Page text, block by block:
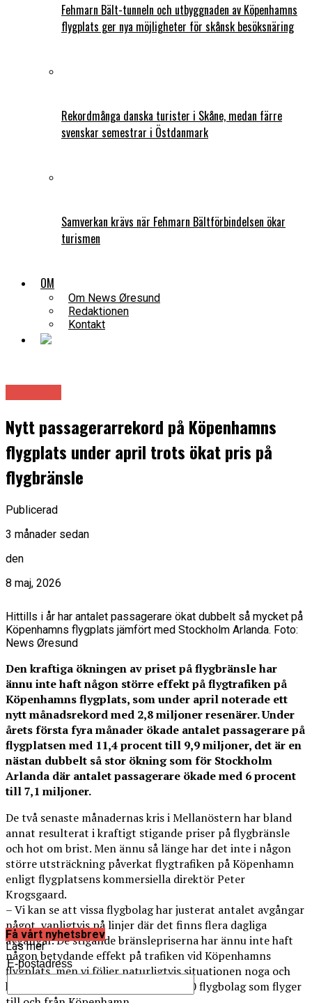
Fehmarn Bält-tunneln och utbyggnaden av Köpenhamns
flygplats ger nya möjligheter för skånsk besöksnäring
Rekordmånga danska turister i Skåne, medan färre
svenskar semestrar i Östdanmark
Samverkan krävs när Fehmarn Bältförbindelsen ökar
turismen
OM
Om News Øresund
Redaktionen
Kontakt
Nytt passagerarrekord på Köpenhamns
flygplats under april trots ökat pris på
flygbränsle
Publicerad
3 månader sedan
den
8 maj, 2026
Hittills i år har antalet passagerare ökat dubbelt så mycket på
Köpenhamns flygplats jämfört med Stockholm Arlanda. Foto:
News Øresund
Den kraftiga ökningen av priset på flygbränsle har
ännu inte haft någon större effekt på flygtrafiken på
Köpenhamns flygplats, som under april noterade ett
nytt månadsrekord med 2,8 miljoner resenärer. Under
årets första fyra månader ökade antalet passagerare på
flygplatsen med 11,4 procent till 9,9 miljoner, det är en
nästan dubbelt så stor ökning som för Stockholm
Arlanda där antalet passagerare ökade med 6 procent
till 7,1 miljoner.
De två senaste månadernas kris i Mellanöstern har bland
annat resulterat i kraftigt stigande priser på flygbränsle
och hot om brist. Men ännu så länge har det inte i någon
större utsträckning påverkat flygtrafiken på Köpenhamn
enligt flygplatsens kommersiella direktör Peter
Krogsgaard.
– Vi kan se att vissa flygbolag har justerat antalet avgångar
något, vanligtvis på linjer där det finns flera dagliga
avgångar. De stigande bränslepriserna har ännu inte haft
någon betydande effekt på trafiken vidKöpenhamns
flygplats, men vi följer naturligtvis situationen noga och
har en löpande dialog med de cirka 60 flygbolag som flyger
Läs mer
Få vårt nyhetsbrev
E-postadress